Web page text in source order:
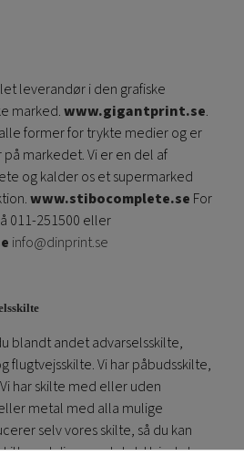
leverandør i den grafiske
marked.www.gigantprint.se.
former for trykte medier og er
markedet. Vi er en del af
og kalder os et supermarked
www.stibocomplete.se For
011-251500 eller
info@dinprint.se
blandt andet advarselsskilte,
flugtvejsskilte. Vi har påbudsskilte,
har skilte med eller uden
metal med alla mulige
selv vores skilte, så du kan
med din egen tekst. Hvis du har